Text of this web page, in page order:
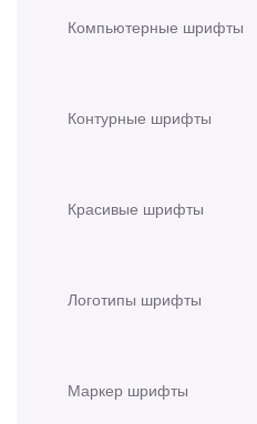
Компьютерные шрифты
Контурные шрифты
Красивые шрифты
Логотипы шрифты
Маркер шрифты